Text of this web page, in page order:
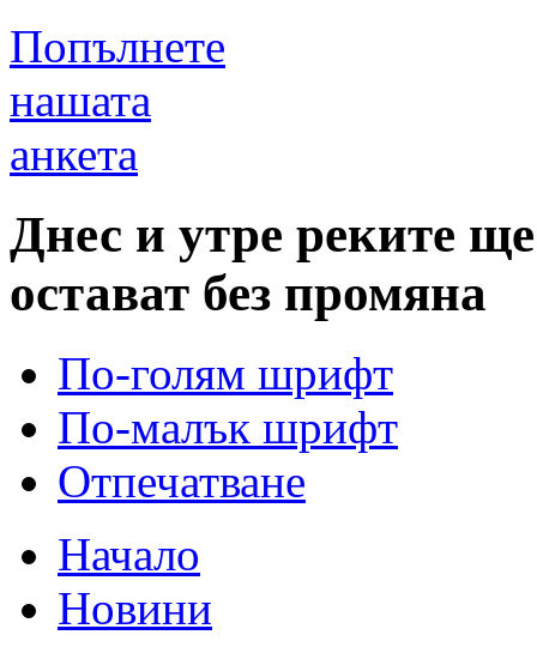
Попълнете
нашата
анкета
Днес и утре реките
остават без промяна
По-голям шрифт
По-малък шрифт
Отпечатване
Начало
Новини